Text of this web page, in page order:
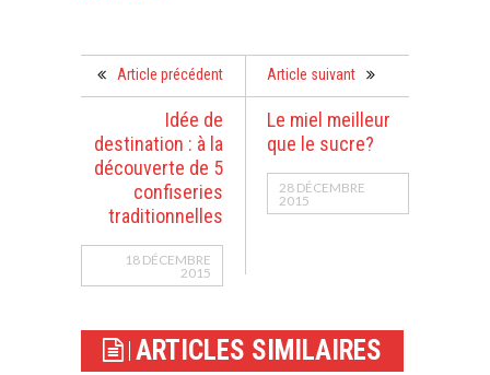
Article précédent
Idée de
destination : à la
découverte de 5
confiseries
traditionnelles
18 DÉCEMBRE
2015
Article suivant
Le miel meilleur
que le sucre?
28 DÉCEMBRE
2015
ARTICLES SIMILAIRES